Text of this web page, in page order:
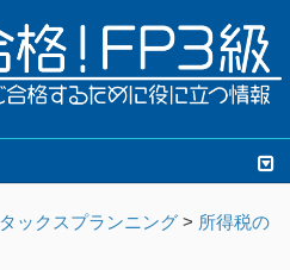
タックスプランニング > 所得税の